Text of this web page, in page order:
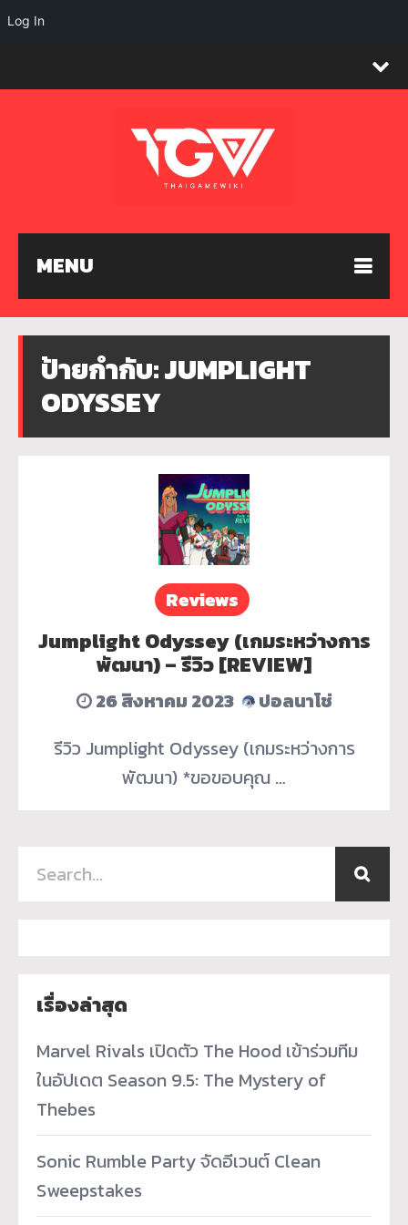
MENU
ป้ายกำกับ:JUMPLIGHT
ODYSSEY
Reviews
Jumplight Odyssey (เกมระหว่างการ
พัฒนา) – รีวิว [REVIEW]
26 สิงหาคม 2023
ปอลนาโช่
รีวิว Jumplight Odyssey (เกมระหว่างการ
พัฒนา) *ขอขอบคุณ …
เรื่องล่าสุด
Marvel Rivals เปิดตัว The Hood เข้าร่วมทีม
ในอัปเดต Season 9.5: The Mystery of
Thebes
Sonic Rumble Party จัดอีเวนต์ Clean
Sweepstakes
Log In